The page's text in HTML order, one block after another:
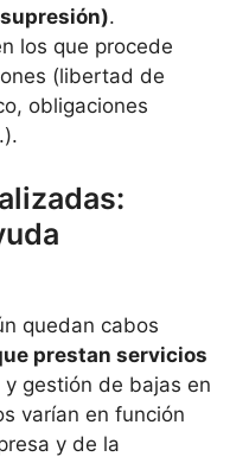
supresión).
los que procede
(libertad de
obligaciones
quedan cabos
prestan servicios
y gestión de bajas en
varían en función
y de la